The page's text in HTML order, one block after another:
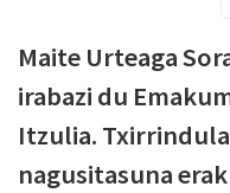
Maite Urteaga
irabazi du
Itzulia.
nagusitasuna